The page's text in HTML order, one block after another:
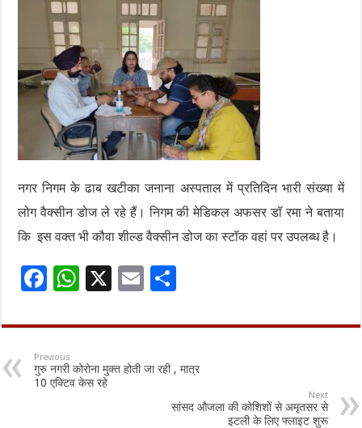
नगर निगम के ढाब खटीका जनाना अस्पताल में प्रतिदिन भारी संख्या में
लोग वैक्सीन डोज ले रहे हैं। निगम की मेडिकल अफसर डॉ रमा ने बताया
कि इस वक्त भी कौवा शील्ड वैक्सीन डोज का स्टॉक वहां पर उपलब्ध है।
F
e
b
o
W
at
sA
p
X
E
ai ar
Previous
गुरु नगरी कोरोना मुक्त होती जा रही , मात्र
10 एक्टिव केस रहे
Next
सांसद औजला की कोशिशों से अमृतसर से
इटली के लिए फ्लाइट शुरू